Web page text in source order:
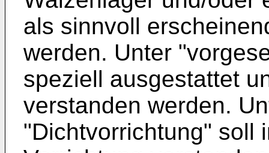
als sinnvoll
werden. Unter
speziell ausgestattet
verstanden werden.
"Dichtvorrichtung" soll